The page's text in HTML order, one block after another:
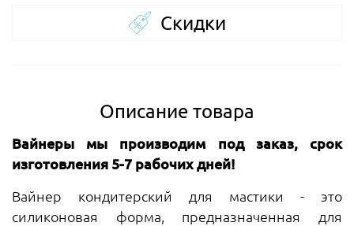
Скидки
Описание товара
Вайнеры мы производим под заказ, срок
изготовления 5-7 рабочих дней!
Вайнер кондитерский для мастики - это
силиконовая форма, предназначенная для